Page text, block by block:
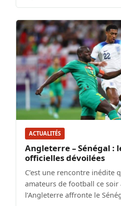
ACTUALITÉS
Angleterre – Sénégal :
officielles dévoilées
C’est une rencontre inédite
amateurs de football ce soir
l’Angleterre affronte le